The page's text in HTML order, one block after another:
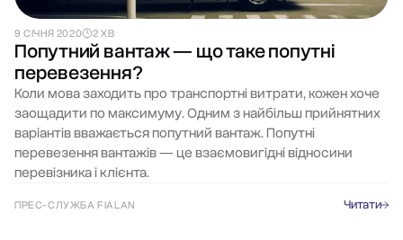
9 СІЧНЯ 2020 2 ХВ
Попутний вантаж — що таке попутні
перевезення?
Коли мова заходить про транспортні витрати, кожен хоче
заощадити по максимуму. Одним з найбільш прийнятних
варіантів вважається попутний вантаж. Попутні
перевезення вантажів — це взаємовигідні відносини
перевізника і клієнта.
ПРЕС-СЛУЖБА FIALAN Читати